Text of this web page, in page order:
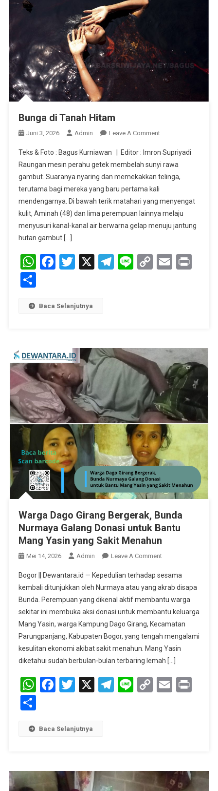
Bunga di Tanah Hitam
Juni 3, 2026 Admin Leave A CommentOn
Di
Tanah
Hitam
Teks & Foto : Bagus Kurniawan | Editor : Imron Supriyadi
Raungan mesin perahu getek membelah sunyi rawa
gambut. Suaranya nyaring dan memekakkan telinga,
terutama bagi mereka yang baru pertama kali
mendengarnya. Di bawah terik matahari yang menyengat
kulit, Aminah (48) dan lima perempuan lainnya melaju
menyusuri kanal-kanal air berwarna gelap menuju jantung
hutan gambut […]
WhatsApp
Facebook
Twitter
X Telegram
LineCopyEmail
Share
Baca Selanjutnya
Warga Dago Girang Bergerak, Bunda
Nurmaya Galang Donasi untuk Bantu
Mang Yasin yang Sakit Menahun
Mei 14, 2026 Admin Leave A CommentOn
Dago
Girang
Bergerak,
Bunda
Nurmaya
Galang
Donasi
Untuk
Mang
Yasin
Bogor || Dewantara.id — Kepedulian terhadap sesama
kembali ditunjukkan oleh Nurmaya atau yang akrab disapa
Bunda. Perempuan yang dikenal aktif membantu warga
sekitar ini membuka aksi donasi untuk membantu keluarga
Mang Yasin, warga Kampung Dago Girang, Kecamatan
Parungpanjang, Kabupaten Bogor, yang tengah mengalami
kesulitan ekonomi akibat sakit menahun. Mang Yasin
diketahui sudah berbulan-bulan terbaring lemah […]
WhatsApp
Facebook
Twitter
X Telegram
LineCopyEmail
Share
Baca Selanjutnya